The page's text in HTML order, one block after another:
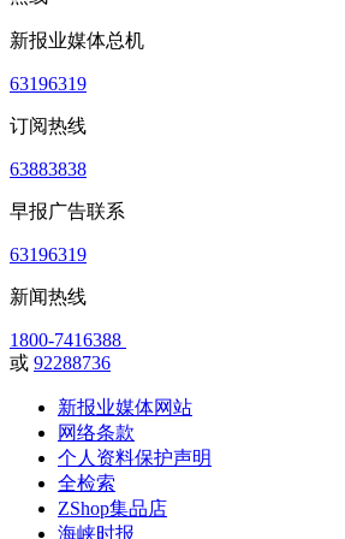
新报业媒体总机
63196319
订阅热线
63883838
早报广告联系
63196319
新闻热线
1800-7416388
或 92288736
新报业媒体网站
网络条款
个人资料保护声明
全检索
ZShop集品店
海峡时报